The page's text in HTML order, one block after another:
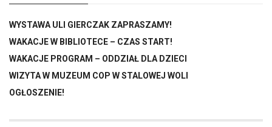
WYSTAWA ULI GIERCZAK ZAPRASZAMY!
WAKACJE W BIBLIOTECE – CZAS START!
WAKACJE PROGRAM – ODDZIAŁ DLA DZIECI
WIZYTA W MUZEUM COP W STALOWEJ WOLI
OGŁOSZENIE!